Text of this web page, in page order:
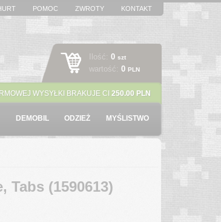
POMOC ZWROTY KONTAKT
Ilość: 0 szt
wartość: 0 PLN
WYSYŁKI BRAKUJE CI 250.00 PLN
DEMOBIL ODZIEŻ MYŚLISTWO
Tabs (1590613)